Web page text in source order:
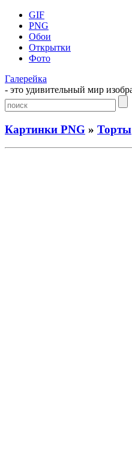
GIF
PNG
Обои
Открытки
Фото
Галерейка
- это удивительный мир
Картинки PNG » Торты